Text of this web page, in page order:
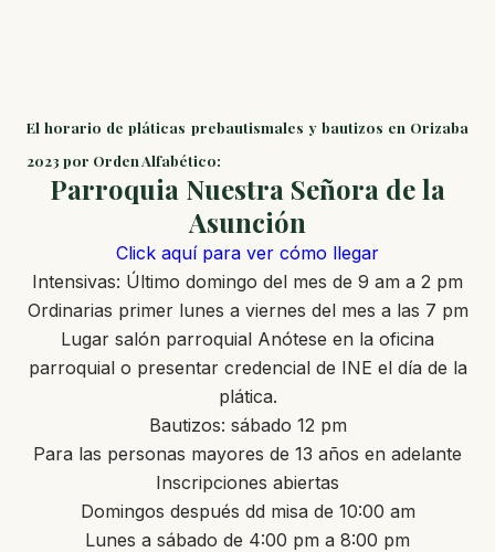
El horario de pláticas prebautismales y bautizos en Orizaba
2023 por Orden Alfabético:
Parroquia Nuestra Señora de la
Asunción
Click aquí para ver cómo llegar
Intensivas: Último domingo del mes de 9 am a 2 pm
Ordinarias primer lunes a viernes del mes a las 7 pm
Lugar salón parroquial Anótese en la oficina
parroquial o presentar credencial de INE el día de la
plática.
Bautizos: sábado 12 pm
Para las personas mayores de 13 años en adelante
Inscripciones abiertas
Domingos después dd misa de 10:00 am
Lunes a sábado de 4:00 pm a 8:00 pm